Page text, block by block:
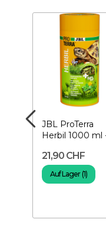
JBL ProTerra
Herbil 1000 ml
21,90 CHF
Auf Lager (1)